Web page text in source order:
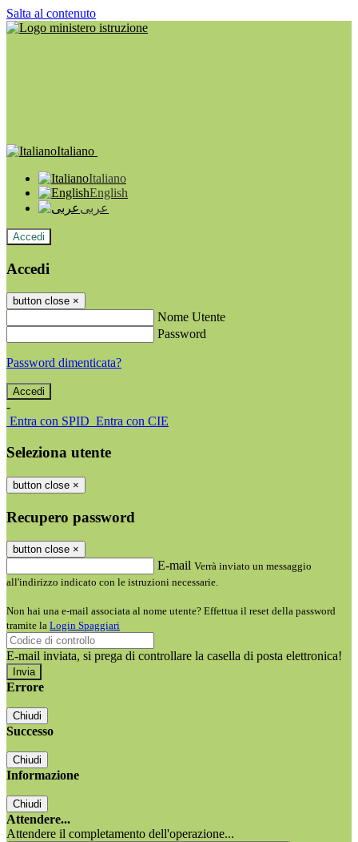
Salta al contenuto
Italiano
Italiano
English
عربى
Accedi
Accedi
button close ×
Nome Utente
Password
Password dimenticata?
-
Entra con SPID Entra con CIE
Seleziona utente
button close ×
Recupero password
button close ×
E-mail Verrà inviato un messaggio
all'indirizzo indicato con le istruzioni necessarie.
Non hai una e-mail associata al nome utente? Effettua il reset della password
tramite la Login Spaggiari
E-mail inviata, si prega di controllare la casella di posta elettronica!
Errore
Chiudi
Successo
Chiudi
Informazione
Chiudi
Attendere...
Attendere il completamento dell'operazione...